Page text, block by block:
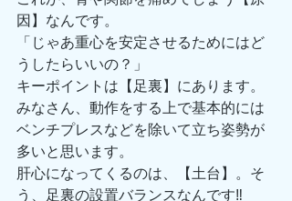
因】なんです。
「じゃあ重心を安定させるためにはど
うしたらいいの？」
キーポイントは【足裏】にあります。
みなさん、動作をする上で基本的には
ベンチプレスなどを除いて立ち姿勢が
多いと思います。
肝心になってくるのは、【土台】。そ
う、足裏の設置バランスなんです‼️